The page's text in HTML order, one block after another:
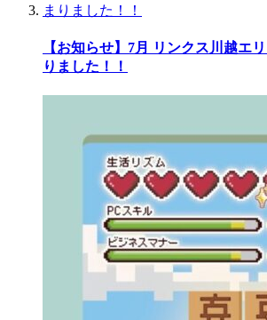
【お知らせ】7月 リンクス川越エ
りました！！